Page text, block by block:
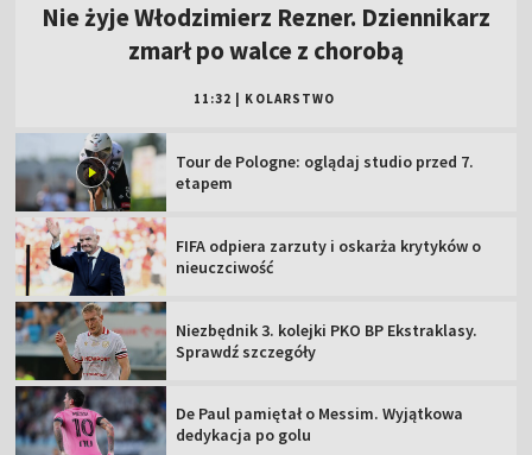
Nie żyje Włodzimierz Rezner. Dziennikarz
zmarł po walce z chorobą
11:32 KOLARSTWO
Tour de Pologne: oglądaj studio przed 7.
etapem
FIFA odpiera zarzuty i oskarża krytyków o
nieuczciwość
Niezbędnik 3. kolejki PKO BP Ekstraklasy.
Sprawdź szczegóły
De Paul pamiętał o Messim. Wyjątkowa
dedykacja po golu